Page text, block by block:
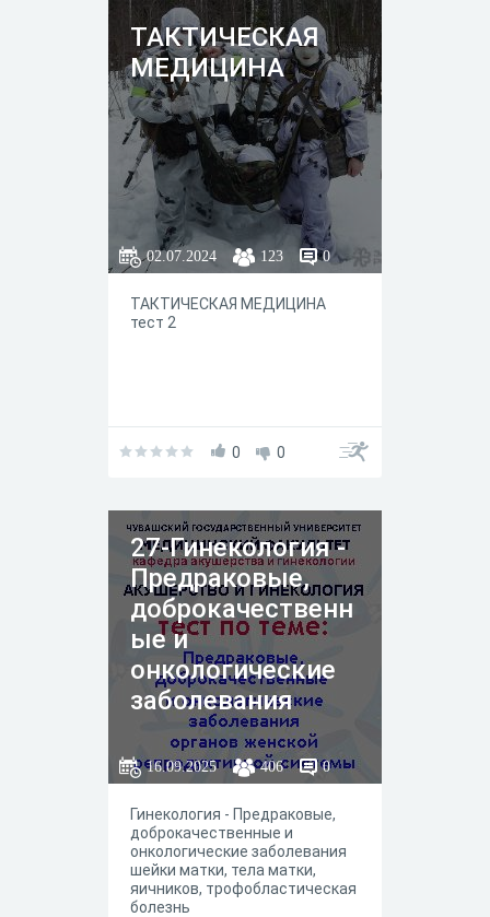
ТАКТИЧЕСКАЯ
МЕДИЦИНА
02.07.2024 123 0
ТАКТИЧЕСКАЯ МЕДИЦИНА
тест 2
0 0
27-Гинекология -
Предраковые,
доброкачественн
ые и
онкологические
заболевания
органов женской
репродуктивной
системы
16.09.2025 406 0
Гинекология - Предраковые,
доброкачественные и
онкологические заболевания
шейки матки, тела матки,
яичников, трофобластическая
болезнь